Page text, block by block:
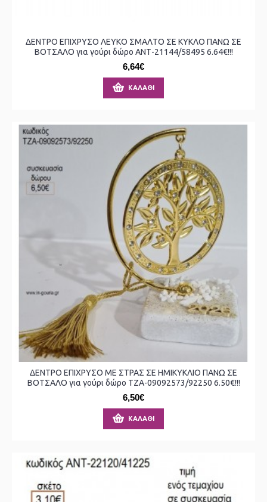
ΔΕΝΤΡΟ ΕΠΙΧΡΥΣΟ ΛΕΥΚΟ ΣΜΑΛΤΟ ΣΕ ΚΥΚΛΟ ΠΑΝΩ ΣΕ
ΒΟΤΣΑΛΟ για γούρι δώρο ΑΝΤ-21144/58495 6.64€!!!
6,64€
ΚΑΛΆΘΙ
ΔΕΝΤΡΟ ΕΠΙΧΡΥΣΟ ΜΕ ΣΤΡΑΣ ΣΕ ΗΜΙΚΥΚΛΙΟ ΠΑΝΩ ΣΕ
ΒΟΤΣΑΛΟ για γούρι δώρο ΤΖΑ-09092573/92250 6.50€!!!
6,50€
ΚΑΛΆΘΙ